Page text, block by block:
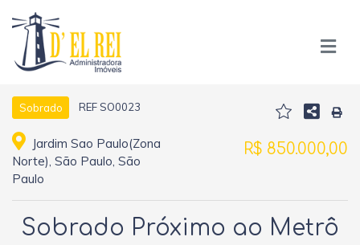
Sobrado REF SO0023
Jardim Sao Paulo(Zona
Norte), São Paulo, São
Paulo
R$ 850.000,00
Sobrado Próximo ao Metrô